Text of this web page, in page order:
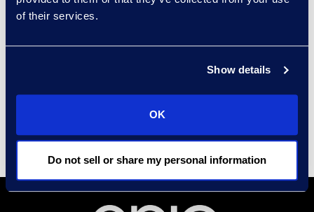
of their services.
Show details
OK
Do not sell or share my personal information
实现成本节约。
整合 ESI 和审查团队，从一开始就实
现项目同步。